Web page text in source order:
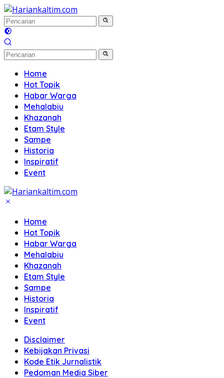
Langsung
ke
konten
Home
Hot Topik
Habar Warga
Mehalabiu
Khazanah
Etam Style
Sampe
Historia
Inspiratif
Event
Home
Hot Topik
Habar Warga
Mehalabiu
Khazanah
Etam Style
Sampe
Historia
Inspiratif
Event
Disclaimer
Kebijakan Privasi
Kode Etik Jurnalistik
Pedoman Media Siber